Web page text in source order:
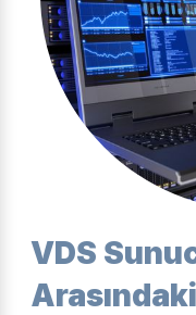
VDS